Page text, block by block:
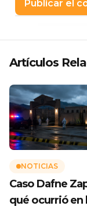
Artículos
NOTICIAS
Caso Dafne
qué ocurrió en